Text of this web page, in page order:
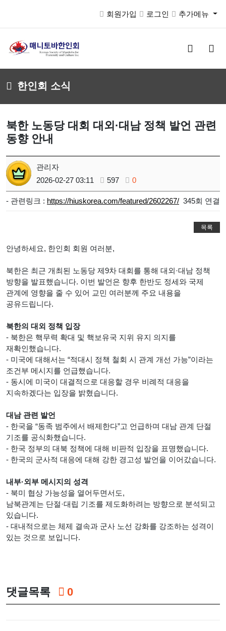
회원가입 로그인 추가메뉴
검
버
메
버
한인회 소식
북한 노동당 대회 대외·대남 정책 발언 관련
동향 안내
관리자
2026-02-27 03:11
597 0
- 관련링크 : https://hiuskorea.com/featured/2602267/ 345회 연결
목록
안녕하세요, 한인회 회원 여러분,
북한은 최근 개최된 노동당 제9차 대회를 통해 대외·대남 정책
방향을 발표했습니다. 이번 발언은 향후 한반도 정세와 국제
관계에 영향을 줄 수 있어 교민 여러분께 주요 내용을
공유드립니다.
북한의 대외 정책 입장
- 북한은 핵무력 확대 및 핵보유국 지위 유지 의지를
재확인했습니다.
- 미국에 대해서는 “적대시 정책 철회 시 관계 개선 가능”이라는
조건부 메시지를 언급했습니다.
- 동시에 미국이 대결적으로 대응할 경우 비례적 대응을
지속하겠다는 입장을 밝혔습니다.
대남 관련 발언
- 한국을 “동족 범주에서 배제한다”고 언급하며 대남 관계 단절
기조를 공식화했습니다.
- 한국 정부의 대북 정책에 대해 비판적 입장을 표명했습니다.
- 한국의 군사적 대응에 대해 강한 경고성 발언을 이어갔습니다.
내부·외부 메시지의 성격
- 북미 협상 가능성을 열어두면서도,
남북관계는 단절·대립 기조를 제도화하려는 방향으로 분석되고
있습니다.
- 대내적으로는 체제 결속과 군사 노선 강화를 강조하는 성격이
있는 것으로 보입니다.
댓글목록 0